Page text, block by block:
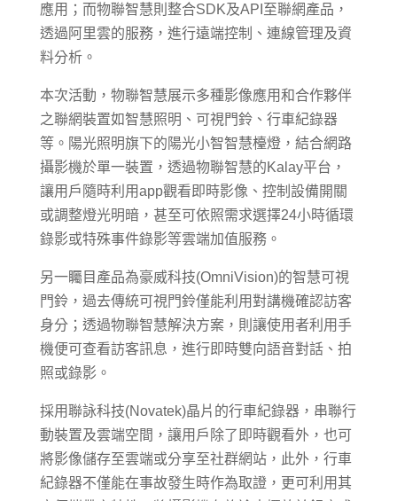
應用；而物聯智慧則整合SDK及API至聯網產品，
透過阿里雲的服務，進行遠端控制、連線管理及資
料分析。
本次活動，物聯智慧展示多種影像應用和合作夥伴
之聯網裝置如智慧照明、可視門鈴、行車紀錄器
等。陽光照明旗下的陽光小智智慧檯燈，結合網路
攝影機於單一裝置，透過物聯智慧的Kalay平台，
讓用戶隨時利用app觀看即時影像、控制設備開關
或調整燈光明暗，甚至可依照需求選擇24小時循環
錄影或特殊事件錄影等雲端加值服務。
另一矚目產品為豪威科技(OmniVision)的智慧可視
門鈴，過去傳統可視門鈴僅能利用對講機確認訪客
身分；透過物聯智慧解決方案，則讓使用者利用手
機便可查看訪客訊息，進行即時雙向語音對話、拍
照或錄影。
採用聯詠科技(Novatek)晶片的行車紀錄器，串聯行
動裝置及雲端空間，讓用戶除了即時觀看外，也可
將影像儲存至雲端或分享至社群網站，此外，行車
紀錄器不僅能在事故發生時作為取證，更可利用其